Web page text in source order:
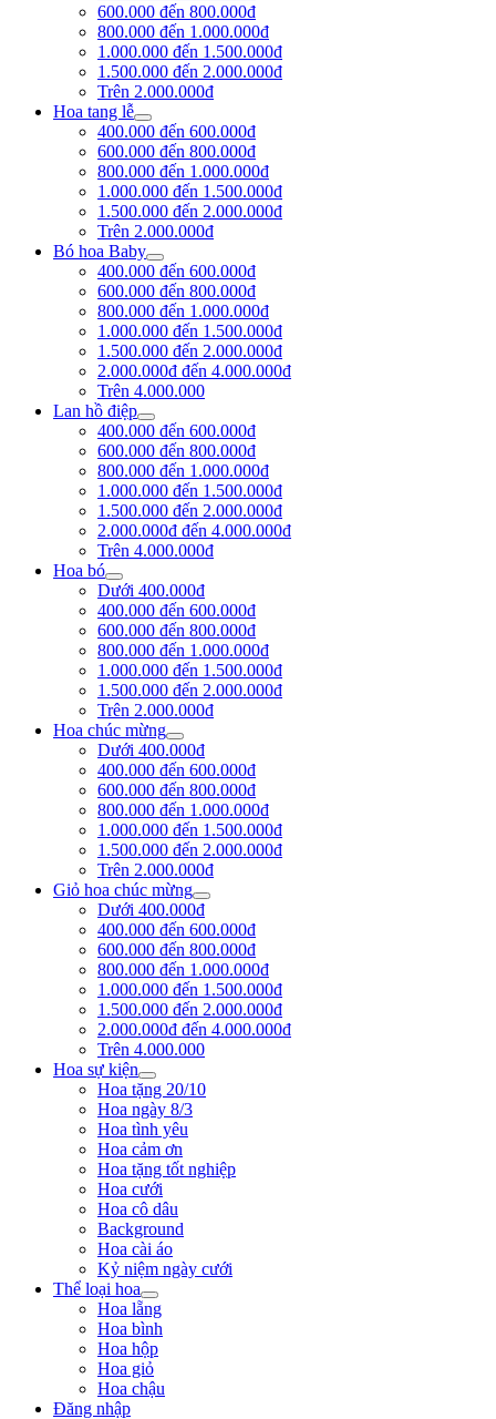
600.000 đến 800.000đ
800.000 đến 1.000.000đ
1.000.000 đến 1.500.000đ
1.500.000 đến 2.000.000đ
Trên 2.000.000đ
Hoa tang lễ
400.000 đến 600.000đ
600.000 đến 800.000đ
800.000 đến 1.000.000đ
1.000.000 đến 1.500.000đ
1.500.000 đến 2.000.000đ
Trên 2.000.000đ
Bó hoa Baby
400.000 đến 600.000đ
600.000 đến 800.000đ
800.000 đến 1.000.000đ
1.000.000 đến 1.500.000đ
1.500.000 đến 2.000.000đ
2.000.000đ đến 4.000.000đ
Trên 4.000.000
Lan hồ điệp
400.000 đến 600.000đ
600.000 đến 800.000đ
800.000 đến 1.000.000đ
1.000.000 đến 1.500.000đ
1.500.000 đến 2.000.000đ
2.000.000đ đến 4.000.000đ
Trên 4.000.000đ
Hoa bó
Dưới 400.000đ
400.000 đến 600.000đ
600.000 đến 800.000đ
800.000 đến 1.000.000đ
1.000.000 đến 1.500.000đ
1.500.000 đến 2.000.000đ
Trên 2.000.000đ
Hoa chúc mừng
Dưới 400.000đ
400.000 đến 600.000đ
600.000 đến 800.000đ
800.000 đến 1.000.000đ
1.000.000 đến 1.500.000đ
1.500.000 đến 2.000.000đ
Trên 2.000.000đ
Giỏ hoa chúc mừng
Dưới 400.000đ
400.000 đến 600.000đ
600.000 đến 800.000đ
800.000 đến 1.000.000đ
1.000.000 đến 1.500.000đ
1.500.000 đến 2.000.000đ
2.000.000đ đến 4.000.000đ
Trên 4.000.000
Hoa sự kiện
Hoa tặng 20/10
Hoa ngày 8/3
Hoa tình yêu
Hoa cảm ơn
Hoa tặng tốt nghiệp
Hoa cưới
Hoa cô dâu
Background
Hoa cài áo
Kỷ niệm ngày cưới
Thể loại hoa
Hoa lẵng
Hoa bình
Hoa hộp
Hoa giỏ
Hoa chậu
Đăng nhập